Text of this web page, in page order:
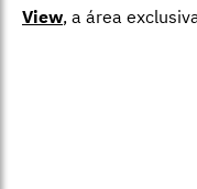
View, a área